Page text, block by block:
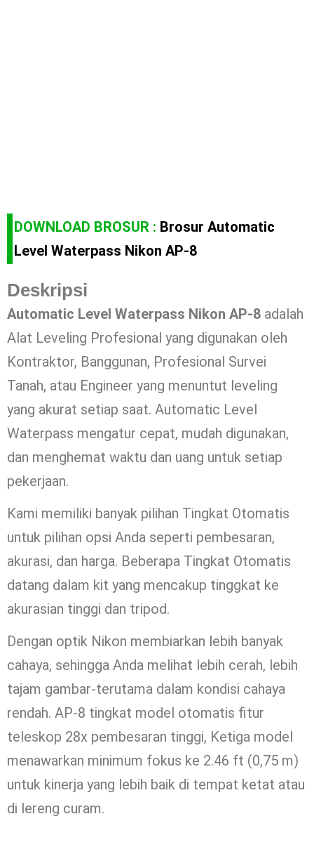
DOWNLOAD BROSUR : Brosur Automatic
Level Waterpass Nikon AP-8
Deskripsi
Automatic Level Waterpass Nikon AP-8 adalah
Alat Leveling Profesional yang digunakan oleh
Kontraktor, Banggunan, Profesional Survei
Tanah, atau Engineer yang menuntut leveling
yang akurat setiap saat. Automatic Level
Waterpass mengatur cepat, mudah digunakan,
dan menghemat waktu dan uang untuk setiap
pekerjaan.
Kami memiliki banyak pilihan Tingkat Otomatis
untuk pilihan opsi Anda seperti pembesaran,
akurasi, dan harga. Beberapa Tingkat Otomatis
datang dalam kit yang mencakup tinggkat ke
akurasian tinggi dan tripod.
Dengan optik Nikon membiarkan lebih banyak
cahaya, sehingga Anda melihat lebih cerah, lebih
tajam gambar-terutama dalam kondisi cahaya
rendah. AP-8 tingkat model otomatis fitur
teleskop 28x pembesaran tinggi, Ketiga model
menawarkan minimum fokus ke 2.46 ft (0,75 m)
untuk kinerja yang lebih baik di tempat ketat atau
di lereng curam.